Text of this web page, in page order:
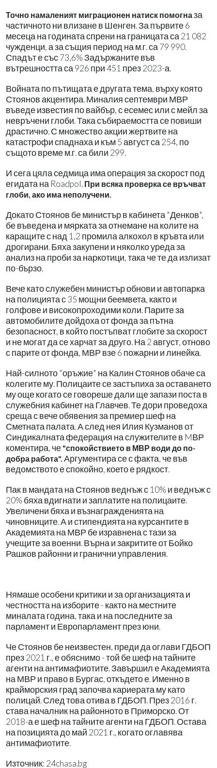
Точно намаленият миграционен натиск помогна за
частичното ни влизане в Шенген. За първите 6
месеца на годината спрени на границата са 21 082
чужденци, а за същия период на м.г. са 79 990.
Спадът е със 73,6% Задържаните във
вътрешността са 926 при 451 през 2023-а.
Войната по пътищата е другата тема, върху която
Стоянов акцентира. Миналия септември МВР
въведе известия по вайбър, с есемес или с мейл за
невръчени глоби. Така събираемостта се повиши
драстично. С множество акции жертвите на
катастрофи спаднаха и към 5 август са 254, по
същото време м.г. са били 299.
И сега цяла седмица има операция за скорост под
егидата на Roadpol. При всяка проверка се връчват
глоби, ако има неполучени.
Докато Стоянов бе министър в кабинета "Денков",
бе въведена и мярката за отнемане на колите на
каращите с над 1,2 промила алкохол в кръвта или
дрогирани. Бяха закупени и няколко уреда за
анализ на проби за наркотици, така че те да излизат
по-бързо.
Вече като служебен министър обнови и автопарка
на полицията с 35 мощни беемвета, както и
голфове и високопроходими коли. Парите за
автомобилите дойдоха от фонда за пътна
безопасност, в който постъпват глобите за скорост
и не могат да се харчат за друго. На 2 август, отново
с парите от фонда, МВР взе 6 пожарни и линейка.
Най-силното "оръжие" на Калин Стоянов обаче са
колегите му. Полицаите се застъпиха за оставането
му още когато се говореше дали ще запази поста в
служебния кабинет на Главчев. Те дори проведоха
среща с вече обявения за премиер шеф на
Сметната палата. А след нея Илия Кузманов от
Синдикалната федерация на служителите в MВР
коментира, че "спокойствието в МВР води до по-
добра работа". Аргументира се с факта, че във
ведомството е спокойно, което е рядкост.
Пак в мандата на Стоянов веднъж с 10% и веднъж с
20% бяха вдигнати и заплатите на полицаите.
Увеличени бяха и възнагражденията на
чиновниците. А и стипендията на курсантите в
Академията на МВР бе изравнена с тази за
учещите за военни. Върна и закритите от Бойко
Рашков районни и гранични управления.
Нямаше особени критики и за организацията и
честността на изборите - както на местните
миналата година, така и на последните за
парламент и Европарламент през юни.
Че Стоянов бе неизвестен, преди да оглави ГДБОП
през 2021 г., е обяснимо - той бе шеф на тайните
агенти на антимафиотите. Завършил е Академията
на МВР и право в Бургас, откъдето е. Именно в
крайморския град започва кариерата му като
полицай. След това отива в ГДБОП. През 2016 г.
става началник на районното в Приморско. От
2018-а е шеф на тайните агенти на ГДБОП. Остава
на позицията до май 2021 г., когато оглавява
антимафиотите.
Източник: 24chasa.bg